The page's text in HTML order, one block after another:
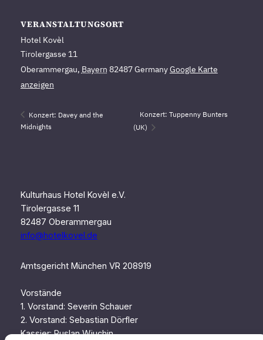
VERANSTALTUNGSORT
Hotel Kovèl
Tirolergasse 11
Oberammergau, Bayern 82487GermanyGoogle Karte
anzeigen
Konzert: Davey and the
Midnights
Konzert: Tuppenny Bunters
(UK)
Kulturhaus Hotel Kovèl e.V.
Tirolergasse 11
82487 Oberammergau
info@hotelkovel.de
Amtsgericht München VR 208919
Vorstände
1. Vorstand: Severin Schauer
2. Vorstand: Sebastian Dörfler
Kassier: Ruslan Wjuchin